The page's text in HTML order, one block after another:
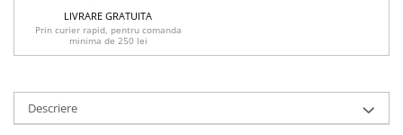
LIVRARE GRATUITA
Prin curier rapid, pentru comanda
minima de 250 lei
Descriere